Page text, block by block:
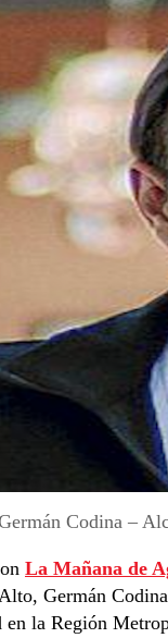
Codina –
La Mañana de
Germán
en la Región